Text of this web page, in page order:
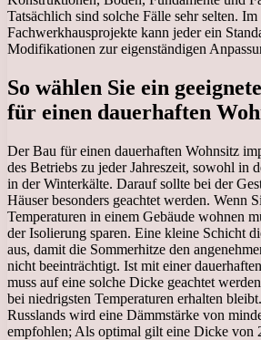
Tatsächlich sind solche Fälle sehr selten.
Fachwerkhausprojekte kann jeder ein
Modifikationen zur eigenständigen
So wählen Sie ein
für einen dauerhaften
Der Bau für einen dauerhaften Wohnsitz
des Betriebs zu jeder Jahreszeit, sowohl in
in der Winterkälte. Darauf sollte bei der
Häuser besonders geachtet werden. Wenn
Temperaturen in einem Gebäude wohnen
der Isolierung sparen. Eine kleine Schicht
aus, damit die Sommerhitze den
nicht beeinträchtigt. Ist mit einer
muss auf eine solche Dicke geachtet
bei niedrigsten Temperaturen erhalten
Russlands wird eine Dämmstärke von
empfohlen; Als optimal gilt eine Dicke von